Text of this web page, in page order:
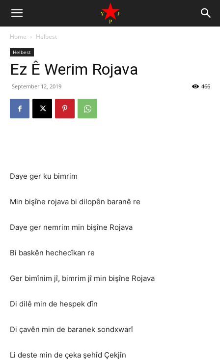
Home Helbest
Helbest
Ez Ê Werim Rojava
September 12, 2019 466
Daye ger ku bimrim
Min bişîne rojava bi dilopên baranê re
Daye ger nemrim min bişîne Rojava
Bi baskên hechecîkan re
Ger bimînim jî, bimrim jî min bişîne Rojava
Di dilê min de hespek dîn
Di çavên min de baranek sondxwarî
Li deste min de çeka şehîd Çekjîn